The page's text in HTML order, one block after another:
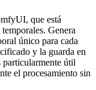
que está
Genera
único para cada
y la guarda en
útil
el procesamiento sin